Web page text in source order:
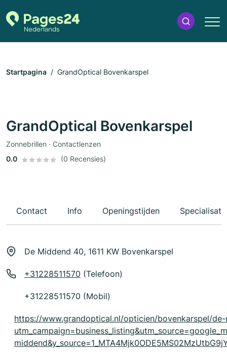
Startpagina GrandOptical Bovenkarspel
GrandOptical Bovenkarspel
Zonnebrillen · Contactlenzen
0.0
(0 Recensies)
Contact Info Openingstijden
De Middend 40, 1611 KW Bovenkarspel
+31228511570 (Telefoon)
+31228511570 (Mobil)
https://www.grandoptical.nl/opticien/bovenkarspel/